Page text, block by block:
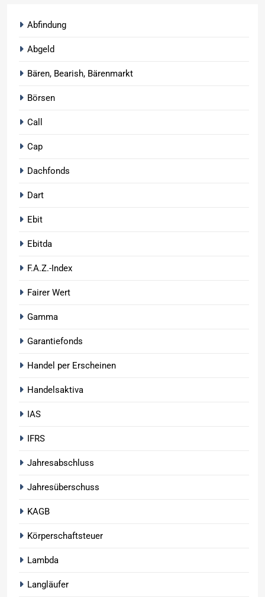
Abfindung
Abgeld
Bären, Bearish, Bärenmarkt
Börsen
Call
Cap
Dachfonds
Dart
Ebit
Ebitda
F.A.Z.-Index
Fairer Wert
Gamma
Garantiefonds
Handel per Erscheinen
Handelsaktiva
IAS
IFRS
Jahresabschluss
Jahresüberschuss
KAGB
Körperschaftsteuer
Lambda
Langläufer